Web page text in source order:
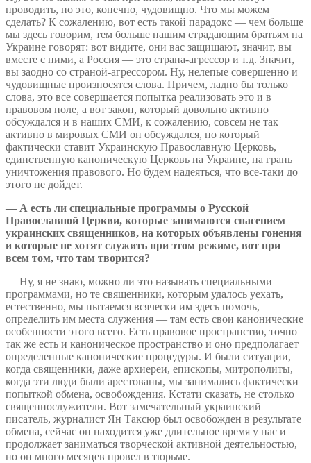
проводить, но это, конечно, чудовищно. Что мы можем
сделать? К сожалению, вот есть такой парадокс — чем больше
мы здесь говорим, тем больше нашим страдающим братьям на
Украине говорят: вот видите, они вас защищают, значит, вы
вместе с ними, а Россия — это страна-агрессор и т.д. Значит,
вы заодно со страной-агрессором. Ну, нелепые совершенно и
чудовищные произносятся слова. Причем, ладно бы только
слова, это все совершается попытка реализовать это и в
правовом поле, а вот закон, который довольно активно
обсуждался и в наших СМИ, к сожалению, совсем не так
активно в мировых СМИ он обсуждался, но который
фактически ставит Украинскую Православную Церковь,
единственную каноническую Церковь на Украине, на грань
уничтожения правового. Но будем надеяться, что все-таки до
этого не дойдет.
— А есть ли специальные программы о Русской
Православной Церкви, которые занимаются спасением
украинских священников, на которых объявлены гонения
и которые не хотят служить при этом режиме, вот при
всем том, что там творится?
— Ну, я не знаю, можно ли это называть специальными
программами, но те священники, которым удалось уехать,
естественно, мы пытаемся всячески им здесь помочь,
определить им места служения — там есть свои канонические
особенности этого всего. Есть правовое пространство, точно
так же есть и каноническое пространство и оно предполагает
определенные канонические процедуры. И были ситуации,
когда священники, даже архиереи, епископы, митрополиты,
когда эти люди были арестованы, мы занимались фактически
попыткой обмена, освобождения. Кстати сказать, не столько
священнослужители. Вот замечательный украинский
писатель, журналист Ян Таксюр был освобожден в результате
обмена, сейчас он находится уже длительное время у нас и
продолжает заниматься творческой активной деятельностью,
но он много месяцев провел в тюрьме.